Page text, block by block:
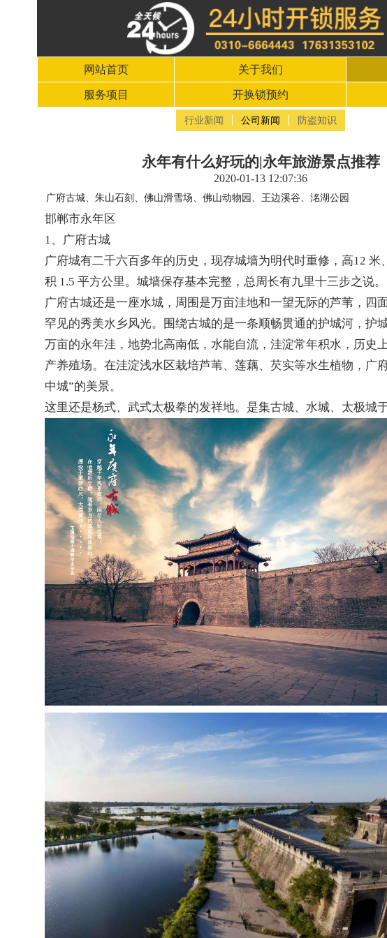
网站首页 关于我们
服务项目 开换锁预约
行业新闻 公司新闻 防盗知识
永年有什么好玩的|永年旅游景点推荐
2020-01-13 12:07:36
广府古城、朱山石刻、佛山滑雪场、佛山动物园、王边溪谷、洺湖公园
邯郸市永年区
1、广府古城
广府城有二千六百多年的历史，现存城墙为明代时重修，高12 米
积 1.5 平方公里。城墙保存基本完整，总周长有九里十三步之说。
广府古城还是一座水城，周围是万亩洼地和一望无际的芦苇，四
罕见的秀美水乡风光。围绕古城的是一条顺畅贯通的护城河，护
万亩的永年洼，地势北高南低，水能自流，洼淀常年积水，历史
产养殖场。在洼淀浅水区栽培芦苇、莲藕、芡实等水生植物，广
中城”的美景。
这里还是杨式、武式太极拳的发祥地。是集古城、水城、太极城